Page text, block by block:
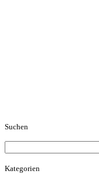
Suchen
nach:
Kategorien